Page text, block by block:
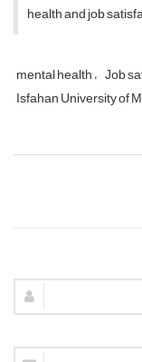
health and job
mental health Job
Isfahan University of